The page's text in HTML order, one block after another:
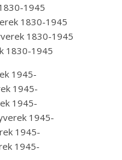
1945
1830-1945
1830-1945
1830-1945
1945-
1945-
1945-
1945-
1945-
1945-